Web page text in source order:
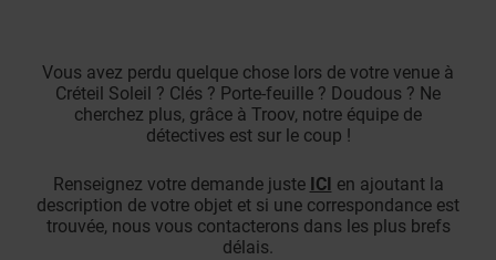
Vous avez perdu quelque chose lors de votre venue à
Créteil Soleil ? Clés ? Porte-feuille ? Doudous ? Ne
cherchez plus, grâce à Troov, notre équipe de
détectives est sur le coup !
Renseignez votre demande juste ICI en ajoutant la
description de votre objet et si une correspondance est
trouvée, nous vous contacterons dans les plus brefs
délais.